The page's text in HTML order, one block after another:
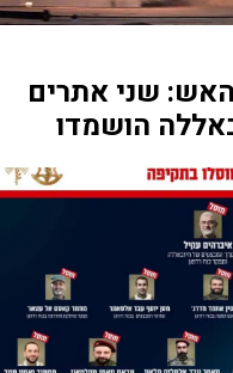
שני אתרים
הושמדו